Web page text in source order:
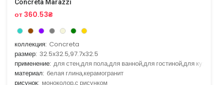
Concreta Marazzi
от 360.53₴
коллекция: Concreta
размер: 32.5x32.5,97.7x32.5
применение: для стен,для пола,для ванной,для гостиной,для кухни
материал: белая глина,керамогранит
рисунок: моноколор,с рисунком